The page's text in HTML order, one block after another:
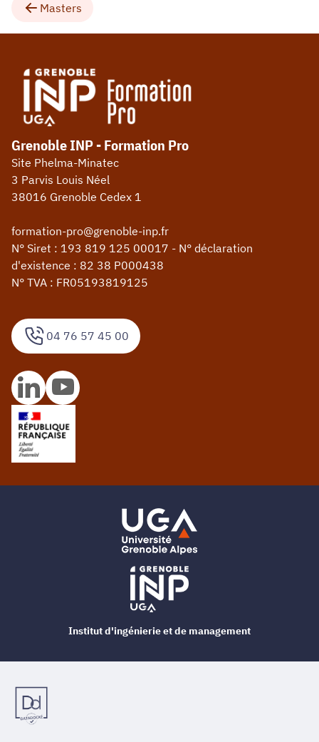
Masters
04 76 57 45 00
Grenoble INP - Formation Pro
Site Phelma-Minatec
3 Parvis Louis Néel
38016 Grenoble Cedex 1
formation-pro@grenoble-inp.fr
N° Siret : 193 819 125 00017 - N° déclaration
d'existence : 82 38 P000438
N° TVA : FR05193819125
Institut d'ingénierie et de management